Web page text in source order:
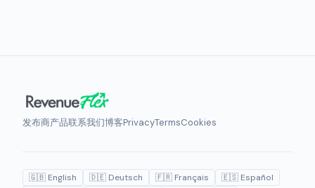
发布商产品联系我们博客PrivacyTermsCookies
🇬🇧 English 🇩🇪 Deutsch 🇫🇷 Français
🇪🇸 Español